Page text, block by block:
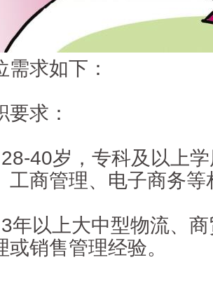
求如下：
求：
40岁，专科及以上学
工商管理、电子商务等
以上大中型物流、商
或销售管理经验。